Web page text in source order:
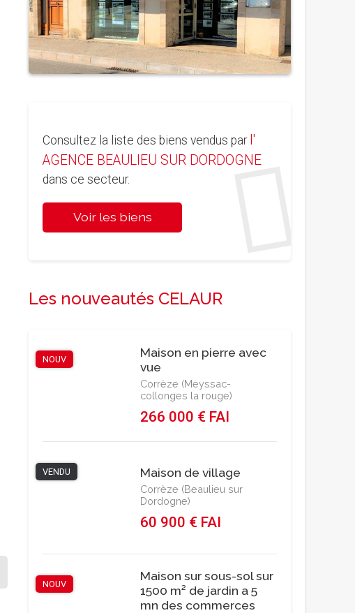
Consultez la liste des biens vendus par l'
AGENCE BEAULIEU SUR DORDOGNE
dans ce secteur.
Voir les biens
Les nouveautés CELAUR
NOUV
Maison en pierre avec
vue
Corrèze (Meyssac-
collonges la rouge)
266 000 € FAI
VENDU Maison de village
Corrèze (Beaulieu sur
Dordogne)
60 900 € FAI
NOUV
Maison sur sous-sol sur
1500 m² de jardin a 5
mn des commerces